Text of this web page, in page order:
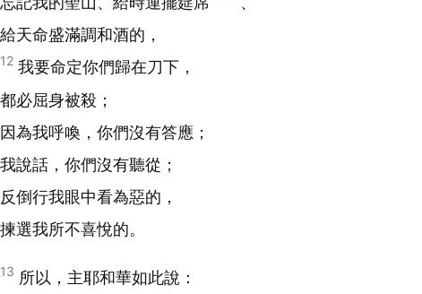
給天命盛滿調和酒的，
12 我要命定你們歸在刀下，
都必屈身被殺；
因為我呼喚，你們沒有答應；
我說話，你們沒有聽從；
反倒行我眼中看為惡的，
揀選我所不喜悅的。
13 所以，主耶和華如此說：